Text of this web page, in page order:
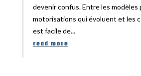
devenir confus. Entre les modèles
motorisations qui évoluent et les
est facile de...
read more